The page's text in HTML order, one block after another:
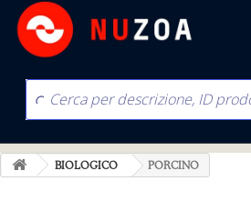
BIOLOGICO PORCINO